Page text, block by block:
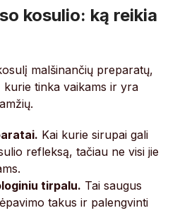
kosulio: ką reikia
malšinančių preparatų,
tinka vaikams ir yra
Kai kurie sirupai gali
refleksą, tačiau ne visi jie
tirpalu. Tai saugus
takus ir palengvinti